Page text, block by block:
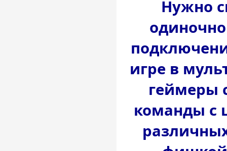
Нужно
игре в
геймеры
команды с